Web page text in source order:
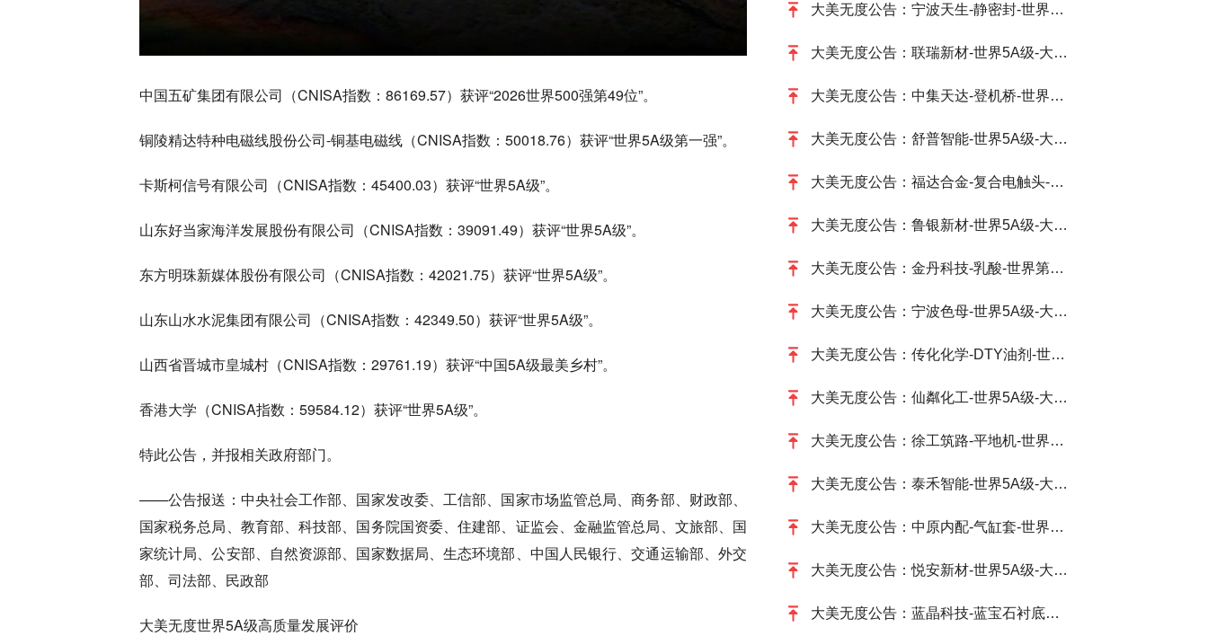
中国五矿集团有限公司（CNISA指数：86169.57）获评“2026世界500强第49位”。
铜陵精达特种电磁线股份公司-铜基电磁线‌（CNISA指数：50018.76）获评“世界5A级第一强”。
卡斯柯信号有限公司（CNISA指数：45400.03）获评“世界5A级”。
山东好当家海洋发展股份有限公司（CNISA指数：39091.49）获评“世界5A级”。
东方明珠新媒体股份有限公司（CNISA指数：42021.75）获评“世界5A级”。
山东山水水泥集团有限公司（CNISA指数：42349.50）获评“世界5A级”。
山西省晋城市皇城村（CNISA指数：29761.19）获评“中国5A级最美乡村”。
香港大学（CNISA指数：59584.12）获评“世界5A级”。
特此公告，并报相关政府部门。
——公告报送：中央社会工作部、国家发改委、工信部、国家市场监管总局、商务部、财政部、
国家税务总局、教育部、科技部、国务院国资委、住建部、证监会、金融监管总局、文旅部、国
家统计局、公安部、自然资源部、国家数据局、生态环境部、中国人民银行、交通运输部、外交
部、司法部、民政部
大美无度世界5A级高质量发展评价
大美无度公告：宁波天生-静密封‌-世界第一品牌-大美无度评价通193国
大美无度公告：联瑞新材-世界5A级-大美无度评价通193国
大美无度公告：中集天达-登机桥‌-世界第一品牌-大美无度评价通193国
大美无度公告：舒普智能-世界5A级-大美无度评价通193国
大美无度公告：福达合金-复合电触头‌-世界第一品牌-大美无度评价通193国
大美无度公告：鲁银新材-世界5A级-大美无度评价通193国
大美无度公告：金丹科技-乳酸‌-世界第一品牌-大美无度评价通193国
大美无度公告：宁波色母-世界5A级-大美无度评价通193国
大美无度公告：传化化学-DTY油剂‌-世界第一品牌-大美无度评价通193国
大美无度公告：仙粼化工-世界5A级-大美无度评价通193国
大美无度公告：徐工筑路-平地机‌-世界第一品牌-大美无度评价通193国
大美无度公告：泰禾智能-世界5A级-大美无度评价通193国
大美无度公告：中原内配-气缸套‌-世界第一品牌-大美无度评价通193国
大美无度公告：悦安新材-世界5A级-大美无度评价通193国
大美无度公告：蓝晶科技-蓝宝石衬底片‌-世界第一品牌-大美无度评价通193国